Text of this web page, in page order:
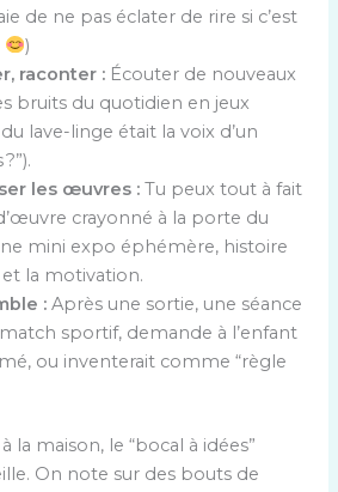
de ne pas éclater de rire si c’est
)
raconter : Écouter de nouveaux
bruits du quotidien en jeux
lave-linge était la voix d’un
les œuvres : Tu peux tout à fait
crayonné à la porte du
mini expo éphémère, histoire
la motivation.
: Après une sortie, une séance
sportif, demande à l’enfant
ou inventerait comme “règle
la maison, le “bocal à idées”
On note sur des bouts de